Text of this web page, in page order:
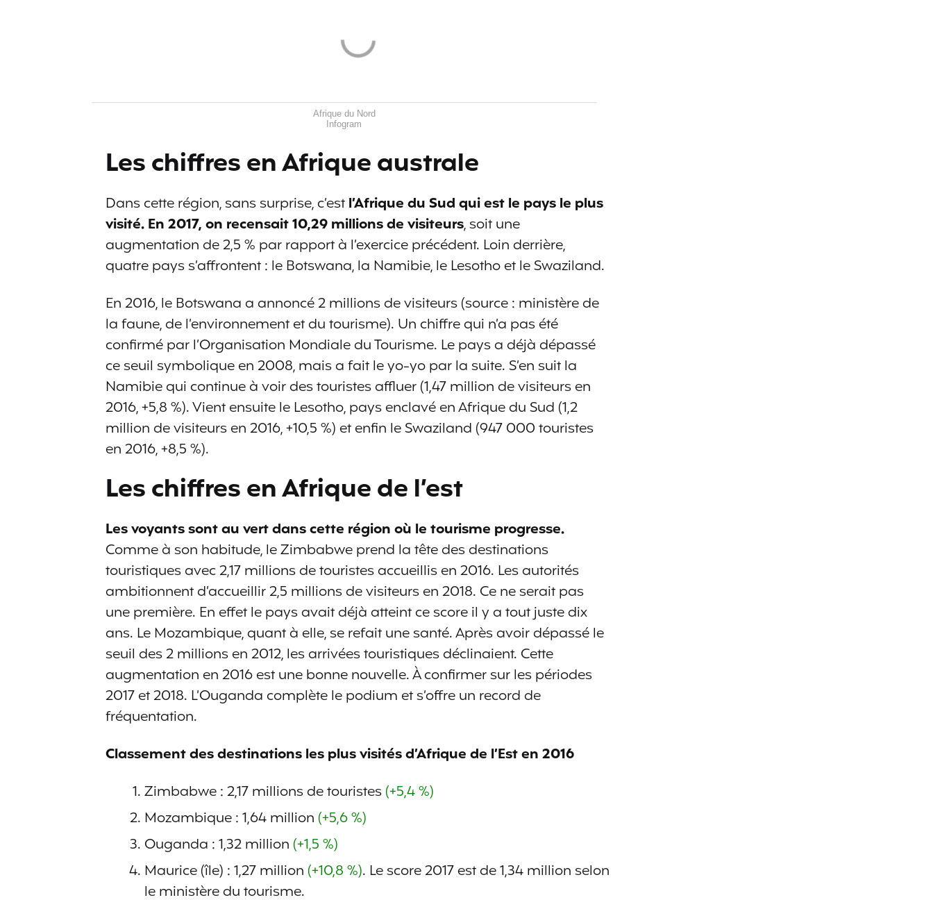
Afrique du Nord
Infogram
Les chiffres en Afrique australe
Dans cette région, sans surprise, c’estl’Afrique du Sud qui est le pays le plus
visité. En 2017, on recensait 10,29 millions de visiteurs, soit une
augmentation de 2,5 % par rapport à l’exercice précédent. Loin derrière,
quatre pays s’affrontent : le Botswana, la Namibie, le Lesotho et le Swaziland.
En 2016, le Botswana a annoncé 2 millions de visiteurs (source : ministère de
la faune, de l’environnement et du tourisme). Un chiffre qui n’a pas été
confirmé par l’Organisation Mondiale du Tourisme. Le pays a déjà dépassé
ce seuil symbolique en 2008, mais a fait le yo-yo par la suite. S’en suit la
Namibie qui continue à voir des touristes affluer (1,47 million de visiteurs en
2016, +5,8 %). Vient ensuite le Lesotho, pays enclavé en Afrique du Sud (1,2
million de visiteurs en 2016, +10,5 %) et enfin le Swaziland (947 000 touristes
en 2016, +8,5 %).
Les chiffres en Afrique de l’est
Les voyants sont au vert dans cette région où le tourisme progresse.
Comme à son habitude, le Zimbabwe prend la tête des destinations
touristiques avec 2,17 millions de touristes accueillis en 2016. Les autorités
ambitionnent d’accueillir 2,5 millions de visiteurs en 2018. Ce ne serait pas
une première. En effet le pays avait déjà atteint ce score il y a tout juste dix
ans. Le Mozambique, quant à elle, se refait une santé. Après avoir dépassé le
seuil des 2 millions en 2012, les arrivées touristiques déclinaient. Cette
augmentation en 2016 est une bonne nouvelle. À confirmer sur les périodes
2017 et 2018. L’Ouganda complète le podium et s’offre un record de
fréquentation.
Classement des destinations les plus visités d’Afrique de l’Est en 2016
Zimbabwe : 2,17 millions de touristes(+5,4 %)
Mozambique : 1,64 million (+5,6 %)
Ouganda : 1,32 million (+1,5 %)
Maurice (île) : 1,27 million (+10,8 %). Le score 2017 est de 1,34 million selon
le ministère du tourisme.